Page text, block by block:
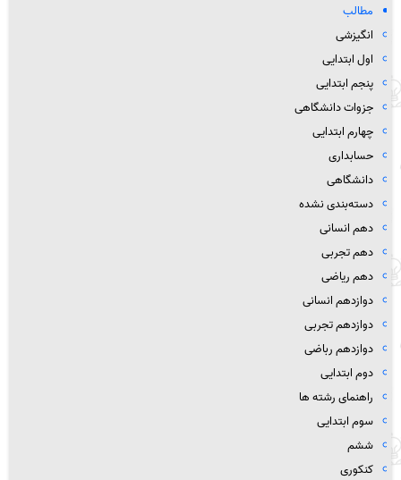
مطالب
انگیزشی
اول ابتدایی
پنجم ابتدایی
جزوات دانشگاهی
چهارم ابتدایی
حسابداری
دانشگاهی
دسته‌بندی نشده
دهم انسانی
دهم تجربی
دهم ریاضی
دوازدهم انسانی
دوازدهم تجربی
دوازدهم رباضی
دوم ابتدایی
راهنمای رشته ها
سوم ابتدایی
ششم
کنکوری